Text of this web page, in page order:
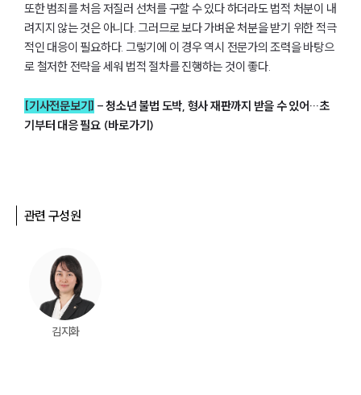
법률정보(법인)
법률정보(개인)
법률지식인
고객후기
업무그룹/센터
또한 범죄를 처음 저질러 선처를 구할 수 있다 하더라도 법적 처분이 내
려지지 않는 것은 아니다. 그러므로 보다 가벼운 처분을 받기 위한 적극
적인 대응이 필요하다. 그렇기에 이 경우 역시 전문가의 조력을 바탕으
로 철저한 전략을 세워 법적 절차를 진행하는 것이 좋다.
[기사전문보기] -청소년 불법 도박, 형사 재판까지 받을 수 있어…초
기부터 대응 필요 (바로가기)
관련 구성원
김지화